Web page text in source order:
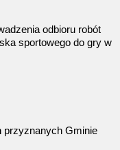
odbioru robót
sportowego do gry w
przyznanych Gminie